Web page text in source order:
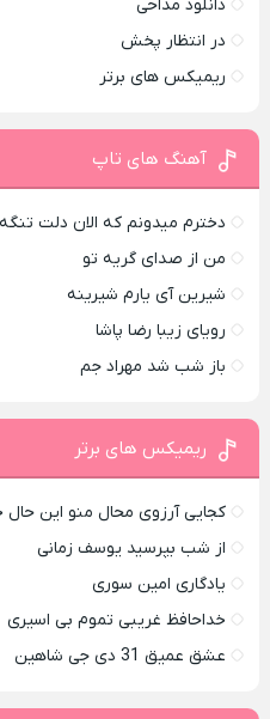
دانلود مداحی
در انتظار پخش
ریمیکس های برتر
آهنگ های تاپ
دخترم میدونم که الان دلت
من از صدای گريه تو
شیرین آی یارم شیرینه
رویای زیبا رضا پاشا
باز شب شد مهراد جم
ریمیکس های برتر
کجایی آرزوی محال منو این حال
از شب بپرسید یوسف زمانی
یادگاری امین سوری
خداحافظ غریبی تموم بی اسیری
عشق عمیق 31 دی جی شاهین